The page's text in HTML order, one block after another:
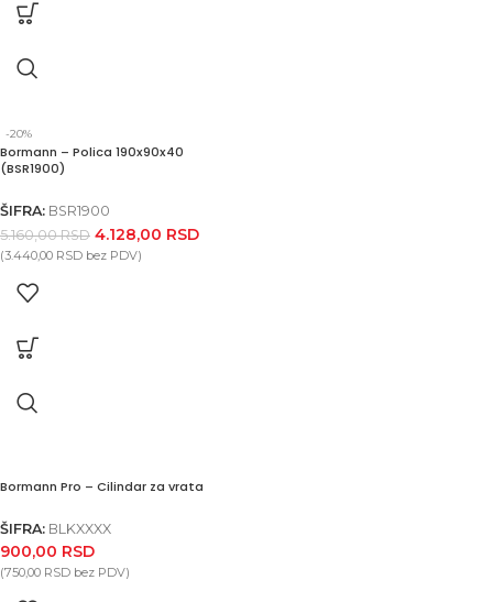
-20%
Bormann – Polica 190x90x40
(BSR1900)
ŠIFRA: BSR1900
5.160,00RSD 4.128,00 RSD
(3.440,00 RSD bez PDV)
Bormann Pro – Cilindar za vrata
ŠIFRA: BLKXXXX
900,00 RSD
(750,00 RSD bez PDV)